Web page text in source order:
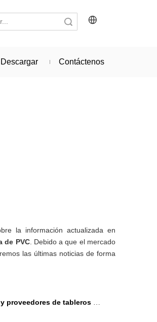
Descargar Contáctenos
la información actualizada en
de PVC. Debido a que el mercado
las últimas noticias de forma
tableros de espuma de PVC en árabe